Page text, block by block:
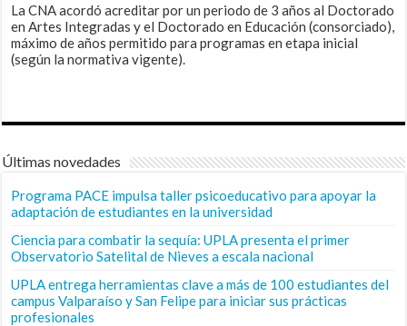
La CNA acordó acreditar por un periodo de 3 años al Doctorado
en Artes Integradas y el Doctorado en Educación (consorciado),
máximo de años permitido para programas en etapa inicial
(según la normativa vigente).
Últimas novedades
Programa PACE impulsa taller psicoeducativo para apoyar la
adaptación de estudiantes en la universidad
Ciencia para combatir la sequía: UPLA presenta el primer
Observatorio Satelital de Nieves a escala nacional
UPLA entrega herramientas clave a más de 100 estudiantes del
campus Valparaíso y San Felipe para iniciar sus prácticas
profesionales